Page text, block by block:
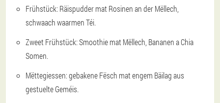
Frühstück: Räispudder mat Rosinen an der Mëllech,
schwaach waarmen Téi.
Zweet Frühstück: Smoothie mat Mëllech, Bananen a Chia
Somen.
Mëttegiessen: gebakene Fësch mat engem Bäilag aus
gestuelte Geméis.